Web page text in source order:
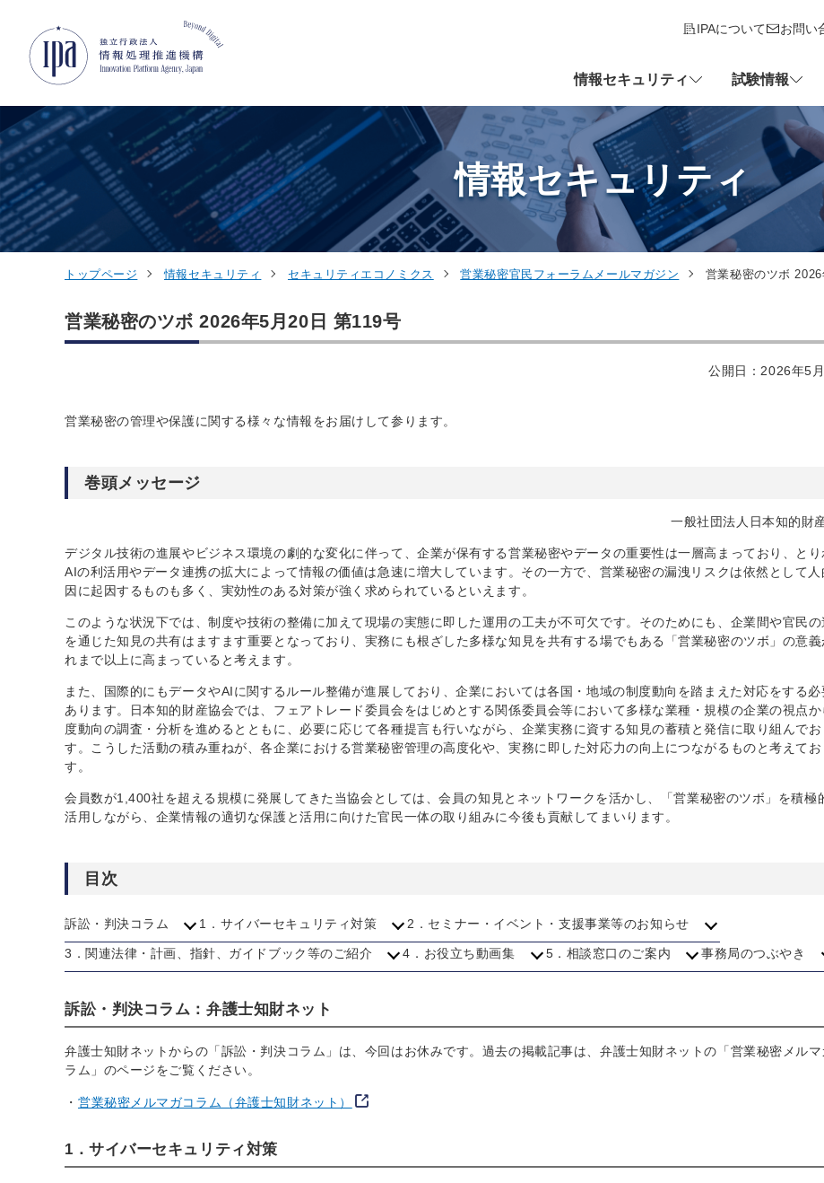
IPAについて
お問い
情報セキュリティ 試験情報
情報セキュリティ
トップページ 情報セキュリティ セキュリティエコノミクス 営業秘密官民フォーラムメールマガジン 営業秘密のツボ
営業秘密のツボ 2026年5月20日 第119号
公開日：2026年5
営業秘密の管理や保護に関する様々な情報をお届けして参ります。
巻頭メッセージ
一般社団法人日本知的財
デジタル技術の進展やビジネス環境の劇的な変化に伴って、企業が保有する営業秘密やデータの重要性は一層高まっており、とり
AIの利活用やデータ連携の拡大によって情報の価値は急速に増大しています。その一方で、営業秘密の漏洩リスクは依然として人
因に起因するものも多く、実効性のある対策が強く求められているといえます。
このような状況下では、制度や技術の整備に加えて現場の実態に即した運用の工夫が不可欠です。そのためにも、企業間や官民の
を通じた知見の共有はますます重要となっており、実務にも根ざした多様な知見を共有する場でもある「営業秘密のツボ」の意義
れまで以上に高まっていると考えます。
また、国際的にもデータやAIに関するルール整備が進展しており、企業においては各国・地域の制度動向を踏まえた対応をする必
あります。日本知的財産協会では、フェアトレード委員会をはじめとする関係委員会等において多様な業種・規模の企業の視点か
度動向の調査・分析を進めるとともに、必要に応じて各種提言も行いながら、企業実務に資する知見の蓄積と発信に取り組んでお
す。こうした活動の積み重ねが、各企業における営業秘密管理の高度化や、実務に即した対応力の向上につながるものと考えてお
す。
会員数が1,400社を超える規模に発展してきた当協会としては、会員の知見とネットワークを活かし、「営業秘密のツボ」を積極
活用しながら、企業情報の適切な保護と活用に向けた官民一体の取り組みに今後も貢献してまいります。
目次
訴訟・判決コラム 1．サイバーセキュリティ対策 2．セミナー・イベント・支援事業等のお知らせ
3．関連法律・計画、指針、ガイドブック等のご紹介 4．お役立ち動画集 5．相談窓口のご案内 事務局のつぶやき
訴訟・判決コラム：弁護士知財ネット
弁護士知財ネットからの「訴訟・判決コラム」は、今回はお休みです。過去の掲載記事は、弁護士知財ネットの「営業秘密メルマ
ラム」のページをご覧ください。
営業秘密メルマガコラム（弁護士知財ネット）
1．サイバーセキュリティ対策